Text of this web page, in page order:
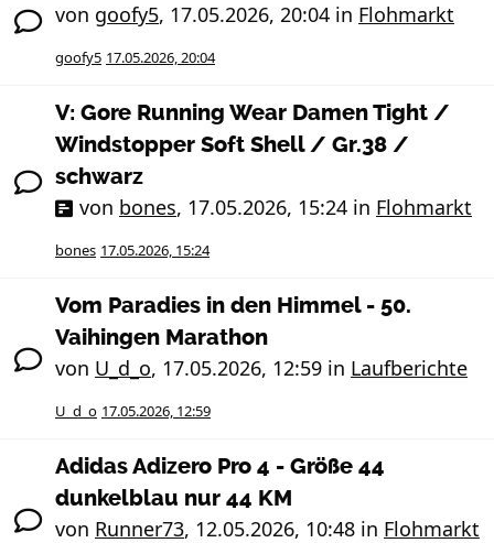
von goofy5, 17.05.2026, 20:04 in Flohmarkt
goofy5 17.05.2026, 20:04
V: Gore Running Wear Damen Tight /
Windstopper Soft Shell / Gr.38 /
schwarz
von bones, 17.05.2026, 15:24 in Flohmarkt
bones 17.05.2026, 15:24
Vom Paradies in den Himmel - 50.
Vaihingen Marathon
von U_d_o, 17.05.2026, 12:59 in Laufberichte
U_d_o 17.05.2026, 12:59
Adidas Adizero Pro 4 - Größe 44
dunkelblau nur 44 KM
von Runner73, 12.05.2026, 10:48 in Flohmarkt